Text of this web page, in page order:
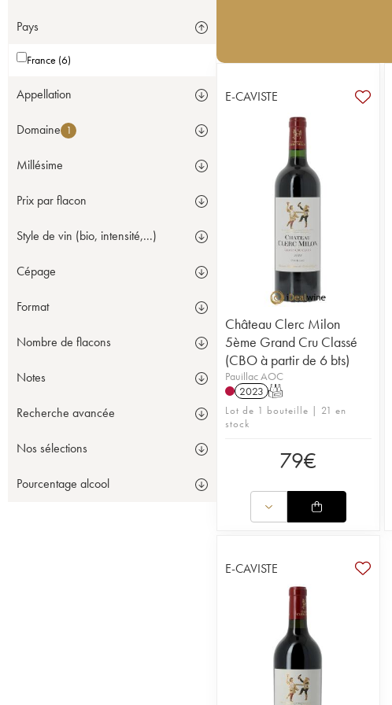
Pays
France (6)
Appellation
Domaine 1
Millésime
Prix par flacon
Style de vin (bio, intensité,...)
Cépage
Format
Nombre de flacons
Notes
Recherche avancée
Nos sélections
Pourcentage alcool
E-CAVISTE
Château Clerc Milon
5ème Grand Cru Classé
(CBO à partir de 6 bts)
Pauillac AOC
2023 T
Lot de 1 bouteille | 21 en
stock
79€
E-CAVISTE